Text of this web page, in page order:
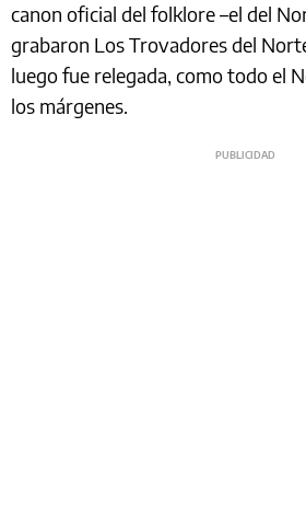
canon oficial del folklore –el del
grabaron Los Trovadores del
luego fue relegada, como todo el
los márgenes.